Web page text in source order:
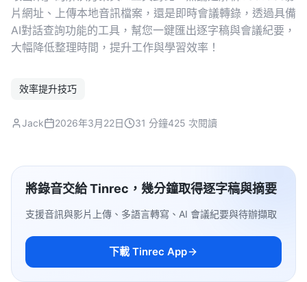
片網址、上傳本地音訊檔案，還是即時會議轉錄，透過具備
AI對話查詢功能的工具，幫您一鍵匯出逐字稿與會議紀要，
大幅降低整理時間，提升工作與學習效率！
效率提升技巧
Jack 2026年3月22日 31 分鐘425 次閱讀
將錄音交給 Tinrec，幾分鐘取得逐字稿與摘要
支援音訊與影片上傳、多語言轉寫、AI 會議紀要與待辦擷取
下載 Tinrec App